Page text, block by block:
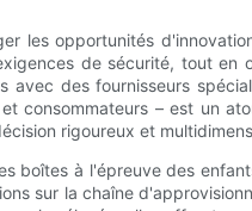
les opportunités
de sécurité, tout en
avec des fournisseurs
consommateurs – est un
rigoureux et
boîtes à l'épreuve des
sur la chaîne